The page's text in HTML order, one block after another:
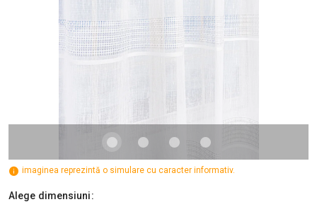
imaginea reprezintă o simulare cu caracter informativ.
Alege dimensiuni: